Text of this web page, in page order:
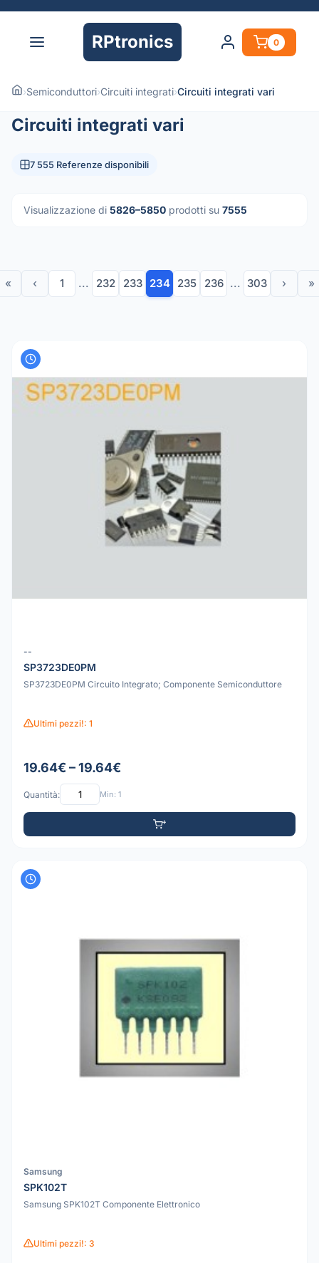
RPtronics 0
›Semiconduttori›Circuiti integrati›Circuiti integrati vari
Circuiti integrati vari
7 555 Referenze disponibili
Visualizzazione di 5826–5850 prodotti su 7555
« ‹ 1 ... 232 233 234 235 236 ... 303 › »
--
SP3723DE0PM
SP3723DE0PM Circuito Integrato; Componente Semiconduttore
Ultimi pezzi!: 1
19.64€ – 19.64€
Quantità: Min: 1
Samsung
SPK102T
Samsung SPK102T Componente Elettronico
Ultimi pezzi!: 3